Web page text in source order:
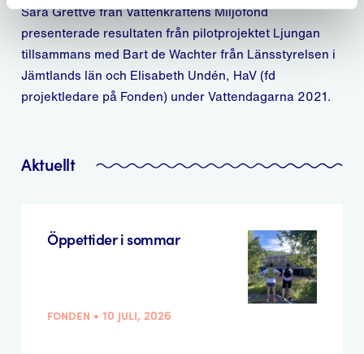
Sara Grettve från Vattenkraftens Miljöfond
presenterade resultaten från pilotprojektet Ljungan
tillsammans med Bart de Wachter från Länsstyrelsen i
Jämtlands län och Elisabeth Undén, HaV (fd
projektledare på Fonden) under Vattendagarna 2021.
Aktuellt
fonden • 10 juli, 2026
Öppettider i sommar